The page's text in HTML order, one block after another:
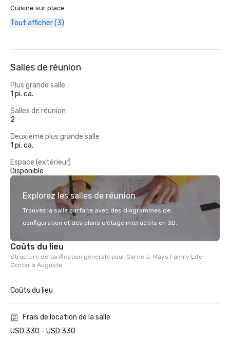
Cuisine sur place
Tout afficher (3)
Salles de réunion
Plus grande salle
1 pi. ca.
Salles de réunion
2
Deuxième plus grande salle
1 pi. ca.
Espace (extérieur)
Disponible
Explorez les salles de réunion
Trouvez la salle parfaite avec des diagrammes de
configuration et des plans d’étage interactifs en 3D.
Coûts du lieu
Structure de tarification générale pour Carrie J. Mays Family Life
Center à Augusta
Coûts du lieu
Frais de location de la salle
USD 330 - USD 330